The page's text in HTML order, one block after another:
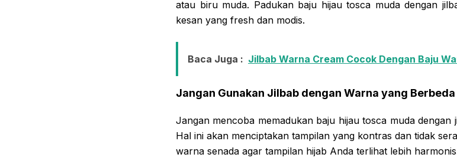
atau biru muda. Padukan baju hijau tosca muda dengan
kesan yang fresh dan modis.
Baca Juga : Jilbab Warna Cream Cocok Dengan Baju
Jangan Gunakan Jilbab dengan Warna yang Berbeda
Jangan mencoba memadukan baju hijau tosca muda
Hal ini akan menciptakan tampilan yang kontras dan tidak
warna senada agar tampilan hijab Anda terlihat lebih